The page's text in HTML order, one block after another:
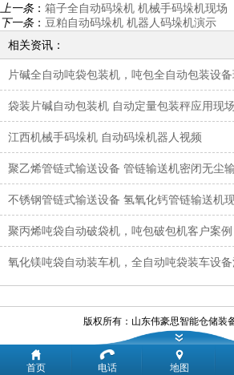
上一条： 箱子全自动码垛机 机械手码垛机现场
下一条： 豆粕自动码垛机 机器人码垛机演示
相关资讯：
片碱全自动吨袋包装机，吨包全自动包装设
袋装片碱自动包装机 自动定量包装秤应用现场
江西机械手码垛机 自动码垛机器人视频
聚乙烯管链式输送设备 管链输送机密闭无尘
不锈钢管链式输送设备 氢氧化钙管链输送机
聚丙烯吨袋自动破袋机，吨包破包机客户案例
氧化镁吨袋自动装车机，全自动吨袋装车设备
版权所有： 山东伟豪思智能仓储装
首页 电话 地图